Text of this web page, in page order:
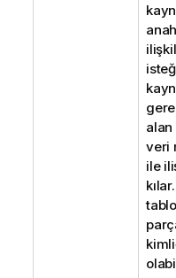
alan
veri
ile